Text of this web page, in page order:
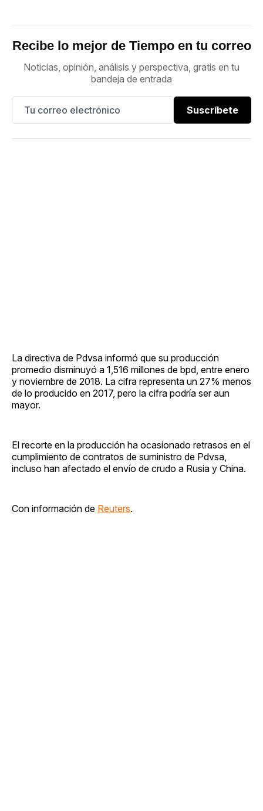
Recibe lo mejor de Tiempo en tu correo
Noticias, opinión, análisis y perspectiva, gratis en tu
bandeja de entrada
Suscríbete
La directiva de Pdvsa informó que su producción
promedio disminuyó a 1,516 millones de bpd, entre enero
y noviembre de 2018. La cifra representa un 27% menos
de lo producido en 2017, pero la cifra podría ser aun
mayor.
El recorte en la producción ha ocasionado retrasos en el
cumplimiento de contratos de suministro de Pdvsa,
incluso han afectado el envío de crudo a Rusia y China.
Con información de Reuters.